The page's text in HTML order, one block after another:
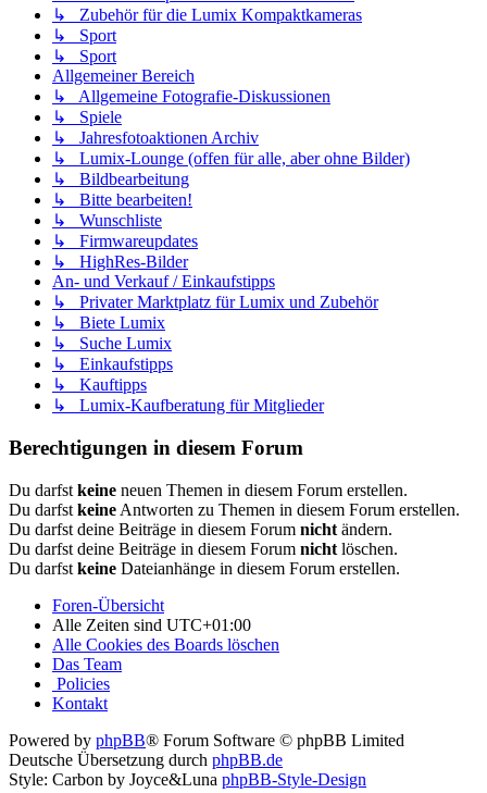
↳ Zubehör für die Lumix Kompaktkameras
↳ Sport
↳ Sport
Allgemeiner Bereich
↳ Allgemeine Fotografie-Diskussionen
↳ Spiele
↳ Jahresfotoaktionen Archiv
↳ Lumix-Lounge (offen für alle, aber ohne Bilder)
↳ Bildbearbeitung
↳ Bitte bearbeiten!
↳ Wunschliste
↳ Firmwareupdates
↳ HighRes-Bilder
An- und Verkauf / Einkaufstipps
↳ Privater Marktplatz für Lumix und Zubehör
↳ Biete Lumix
↳ Suche Lumix
↳ Einkaufstipps
↳ Kauftipps
↳ Lumix-Kaufberatung für Mitglieder
Berechtigungen in diesem Forum
Du darfst keine neuen Themen in diesem Forum erstellen.
Du darfst keine Antworten zu Themen in diesem Forum erstellen.
Du darfst deine Beiträge in diesem Forum nicht ändern.
Du darfst deine Beiträge in diesem Forum nicht löschen.
Du darfst keine Dateianhänge in diesem Forum erstellen.
Foren-Übersicht
Alle Zeiten sind UTC+01:00
Alle Cookies des Boards löschen
Das Team
Policies
Kontakt
Powered by phpBB® Forum Software © phpBB Limited
Deutsche Übersetzung durch phpBB.de
Style: Carbon by Joyce&Luna phpBB-Style-Design